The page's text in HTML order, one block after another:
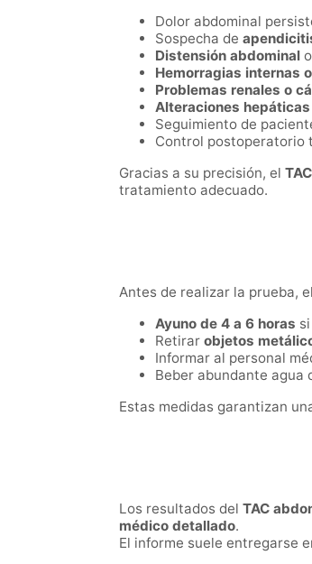
Dolor abdominal
Sospecha de
Distensión abdominal
Hemorragias internas
Problemas renales o
Alteraciones
Seguimiento de
Control postoperatorio
Gracias a su precisión, el
tratamiento adecuado.
Antes de realizar la prueba,
Ayuno de 4 a 6 horas
Retirar objetos
Informar al personal
Beber abundante agua
Estas medidas garantizan
Los resultados del TAC
médico detallado.
El informe suele entregarse